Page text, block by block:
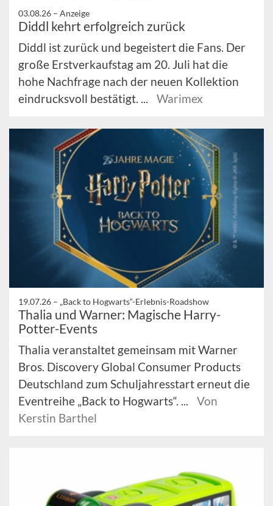
03.08.26 – Anzeige
Diddl kehrt erfolgreich zurück
Diddl ist zurück und begeistert die Fans. Der
große Erstverkaufstag am 20. Juli hat die
hohe Nachfrage nach der neuen Kollektion
eindrucksvoll bestätigt. ...
Warimex
19.07.26 – „Back to Hogwarts“-Erlebnis-Roadshow
Thalia und Warner: Magische Harry-
Potter-Events
Thalia veranstaltet gemeinsam mit Warner
Bros. Discovery Global Consumer Products
Deutschland zum Schuljahresstart erneut die
Eventreihe „Back to Hogwarts“. ...
Von
Kerstin Barthel